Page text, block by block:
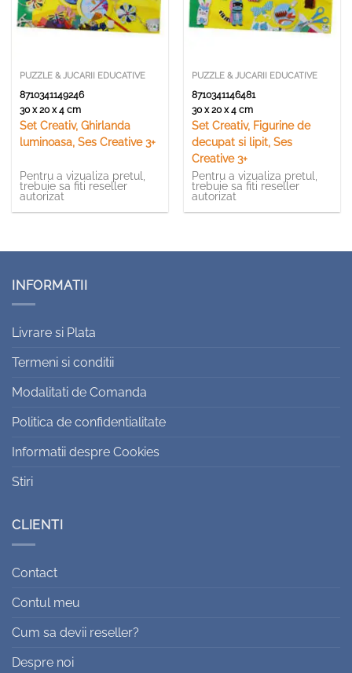
PUZZLE & JUCARII EDUCATIVE
8710341149246
30 x 20 x 4 cm
Set Creativ, Ghirlanda
luminoasa, Ses Creative 3+
Pentru a vizualiza pretul,
trebuie sa fiti reseller
autorizat
PUZZLE & JUCARII EDUCATIVE
8710341146481
30 x 20 x 4 cm
Set Creativ, Figurine de
decupat si lipit, Ses
Creative 3+
Pentru a vizualiza pretul,
trebuie sa fiti reseller
autorizat
INFORMATII
Livrare si Plata
Termeni si conditii
Modalitati de Comanda
Politica de confidentialitate
Informatii despre Cookies
Stiri
CLIENTI
Contact
Contul meu
Cum sa devii reseller?
Despre noi